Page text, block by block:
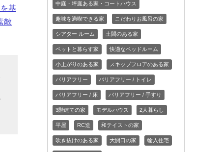
基
敵
中庭・坪庭ある家・コートハウス
趣味を満喫できる家 こだわりお風呂の家
シアター ルーム 土間のある家
ペットと暮らす家 快適なベッドルーム
小上がりのある家 スキップフロアのある家
バリアフリー バリアフリー / トイレ
バリアフリー / 床 バリアフリー / 手すり
3階建ての家 モデルハウス 2人暮らし
平屋 RC造 和テイストの家
吹き抜けのある家 大開口の家 輸入住宅